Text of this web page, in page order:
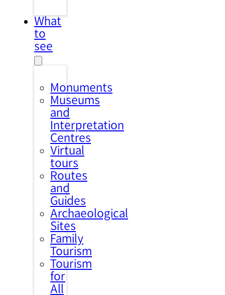
What
to
see
Monuments
Museums
and
Interpretation
Centres
Virtual
tours
Routes
and
Guides
Archaeological
Sites
Family
Tourism
Tourism
for
All